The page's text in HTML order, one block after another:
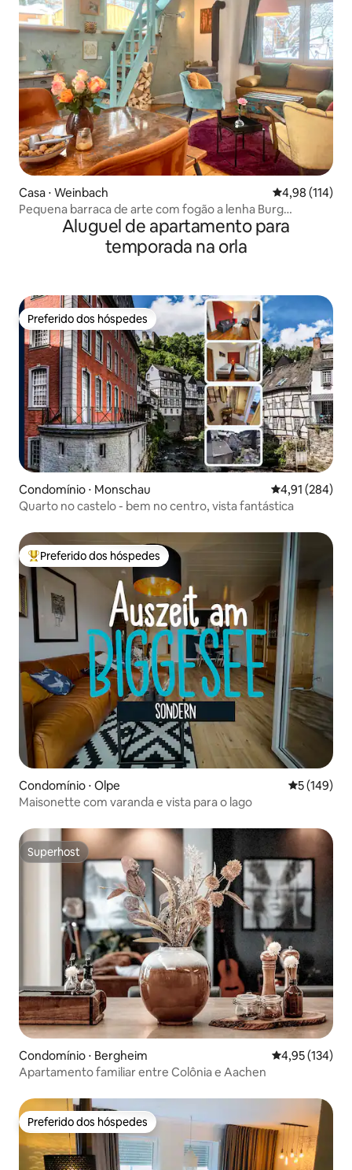
Casa ⋅ Weinbach 4,98 de uma
4,98 (114)
Pequena barraca de arte com fogão a lenha Burg
FreienfelsAluguel de apartamento para
temporada na orla
Preferido dos hóspedes
Preferido dos hóspedes
Condomínio ⋅ Monschau 4,91 de uma
4,91 (284)
Quarto no castelo - bem no centro, vista fantástica
Entre os melhores preferidos dos hóspedes
Preferido dos hóspedes
Condomínio ⋅ Olpe 5 de uma
5 (149)
Maisonette com varanda e vista para o lago
Superhost
Superhost
Condomínio ⋅ Bergheim 4,95 de uma
4,95 (134)
Apartamento familiar entre Colônia e Aachen
Preferido dos hóspedes
Preferido dos hóspedes